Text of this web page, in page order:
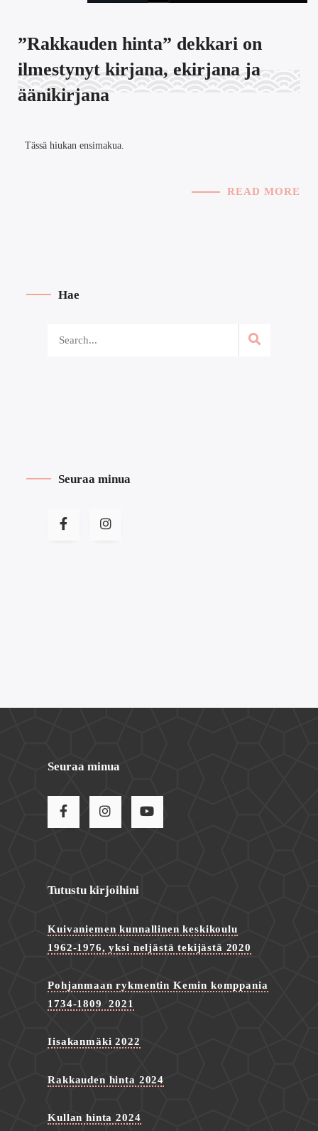
”Rakkauden hinta” dekkari on
ilmestynyt kirjana, ekirjana ja
äänikirjana
Tässä hiukan ensimakua.
READ MORE
Hae
Seuraa minua
Seuraa minua
Tutustu kirjoihini
Kuivaniemen kunnallinen keskikoulu
1962-1976, yksi neljästä tekijästä 2020
Pohjanmaan rykmentin Kemin komppania
1734-1809 2021
Iisakanmäki 2022
Rakkauden hinta 2024
Kullan hinta 2024